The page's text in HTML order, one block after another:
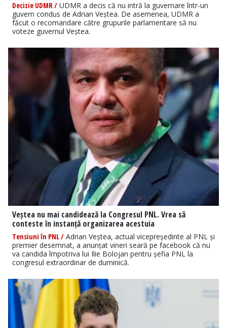
Decizie UDMR / UDMR a decis că nu intră la guvernare într-un
guvern condus de Adrian Veștea. De asemenea, UDMR a
făcut o recomandare către grupurile parlamentare să nu
voteze guvernul Veștea.
Veștea nu mai candidează la Congresul PNL. Vrea să
conteste în instanță organizarea acestuia
Tensiuni în PNL / Adrian Veștea, actual vicepreședinte al PNL și
premier desemnat, a anunțat vineri seară pe facebook că nu
va candida împotriva lui Ilie Bolojan pentru șefia PNL la
congresul extraordinar de duminică.